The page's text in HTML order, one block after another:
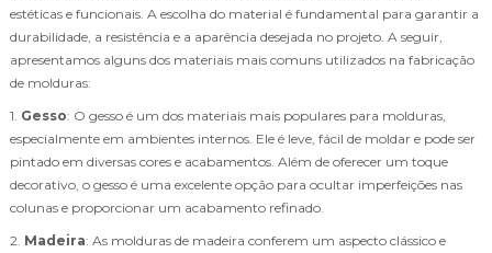
estéticas e funcionais. A escolha do material é fundamental para garantir a
durabilidade, a resistência e a aparência desejada no projeto. A seguir,
apresentamos alguns dos materiais mais comuns utilizados na fabricação
de molduras:
1. Gesso: O gesso é um dos materiais mais populares para molduras,
especialmente em ambientes internos. Ele é leve, fácil de moldar e pode ser
pintado em diversas cores e acabamentos. Além de oferecer um toque
decorativo, o gesso é uma excelente opção para ocultar imperfeições nas
colunas e proporcionar um acabamento refinado.
2. Madeira: As molduras de madeira conferem um aspecto clássico e